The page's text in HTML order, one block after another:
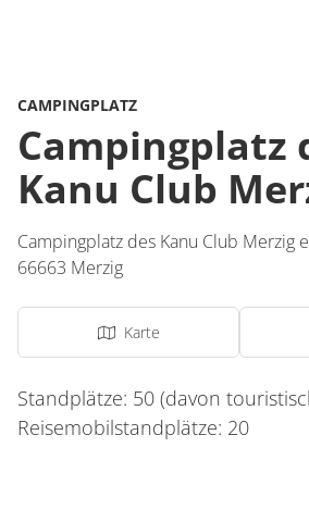
CAMPINGPLATZ
Campingplatz
Kanu Club
Campingplatz des Kanu Club Merzig
66663 Merzig
Karte
Standplätze: 50 (davon
Reisemobilstandplätze: 20